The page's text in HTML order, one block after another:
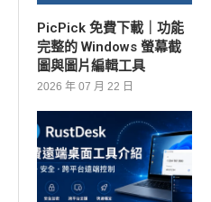
PicPick 免費下載｜功能
完整的 Windows 螢幕截
圖與圖片編輯工具
2026 年 07 月 22 日